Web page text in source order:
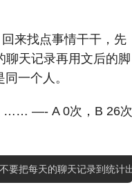
来找点事情干干，先
聊天记录再用文后的脚
一个人。
…… —- A 0次，B 26次